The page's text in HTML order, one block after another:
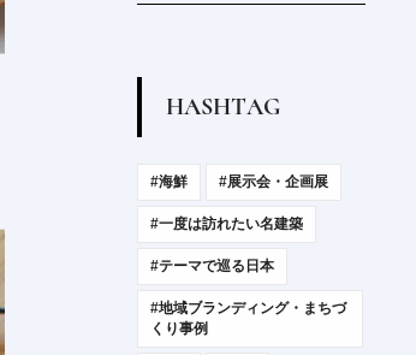
HASHTAG
#海鮮 #展示会・企画展
#一度は訪れたい名建築
#テーマで巡る日本
#地域ブランディング・まちづ
くり事例